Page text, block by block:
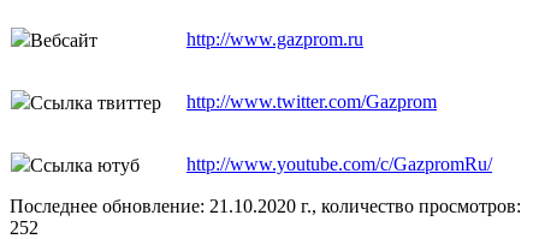
Вебсайт http://www.gazprom.ru
Ссылка твиттер http://www.twitter.com/Gazprom
Ссылка ютуб http://www.youtube.com/c/GazpromRu/
Последнее обновление: 21.10.2020 г., количество просмотров:
252